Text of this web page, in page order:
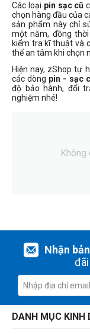
Các loại pin sạc cũ
chọn hàng đầu của
sản phẩm này chỉ
một năm, đồng
kiểm tra kĩ thuật và
thể an tâm khi chọn
Hiện nay, zShop tự
các dòng pin - sạc
độ bảo hành, đổi
nghiệm nhé!
Không
Nhận
DANH MỤC KINH